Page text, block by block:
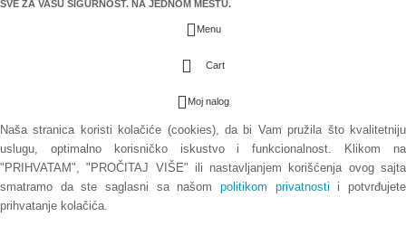
SVE ZA VAŠU SIGURNOST. NA JEDNOM MESTU.
Menu
Cart
Moj nalog
Naša stranica koristi kolačiće (cookies), da bi Vam pružila što kvalitetniju
uslugu, optimalno korisničko iskustvo i funkcionalnost. Klikom na
"PRIHVATAM", "PROČITAJ VIŠE" ili nastavljanjem korišćenja ovog sajta
smatramo da ste saglasni sa našom politikom privatnosti i potvrđujete
prihvatanje kolačića.